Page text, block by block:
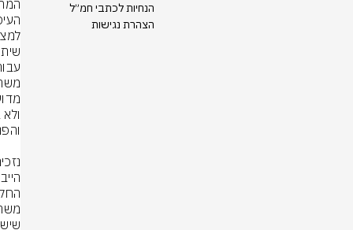
הנחיות לכתבי חמ״ל
הצהרת נגישות